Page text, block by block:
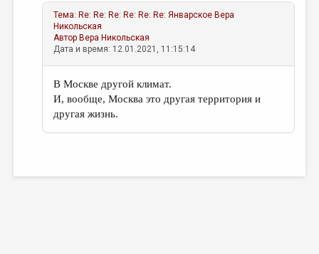
Тема: Re: Re: Re: Re: Re: Re: Январское Вера
Никольская
Автор Вера Никольская
Дата и время: 12.01.2021, 11:15:14
В Москве другой климат.
И, вообще, Москва это другая территория и
другая жизнь.